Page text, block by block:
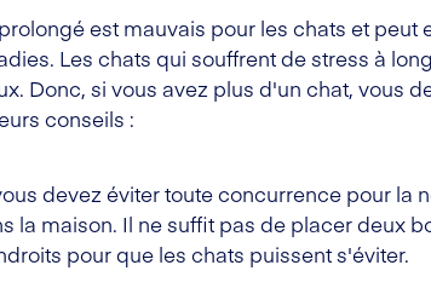
est mauvais pour les chats et peut
Les chats qui souffrent de stress à
Donc, si vous avez plus d'un chat, vous
conseils :
devez éviter toute concurrence pour la
la maison. Il ne suffit pas de placer deux
pour que les chats puissent s'éviter.